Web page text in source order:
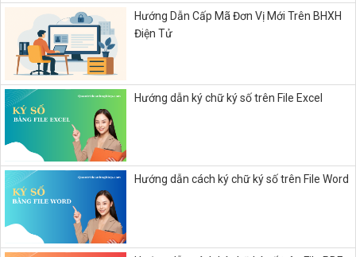
Hướng Dẫn Cấp Mã Đơn Vị Mới Trên BHXH
Điện Tử
Hướng dẫn ký chữ ký số trên File Excel
Hướng dẫn cách ký chữ ký số trên File Word